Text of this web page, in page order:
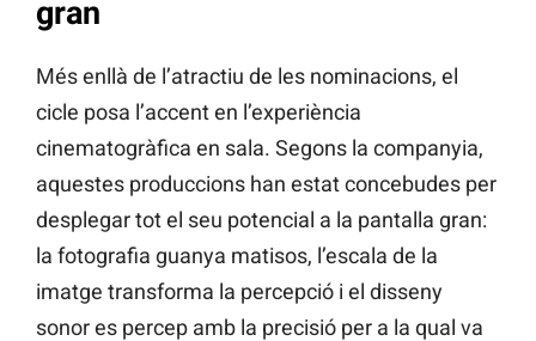
gran
Més enllà de l’atractiu de les nominacions, el
cicle posa l’accent en l’experiència
cinematogràfica en sala. Segons la companyia,
aquestes produccions han estat concebudes per
desplegar tot el seu potencial a la pantalla gran:
la fotografia guanya matisos, l’escala de la
imatge transforma la percepció i el disseny
sonor es percep amb la precisió per a la qual va